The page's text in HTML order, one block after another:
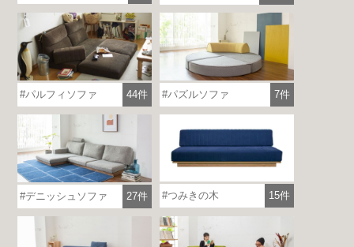
各地で出張ショールームを開催！
この機会にHAREMのソファをお試しくだ
さい。
※一部日時は予約制
パルフィソファ 44件 パズルソファ 7件
デニッシュソファ 27件 つみきの木 15件